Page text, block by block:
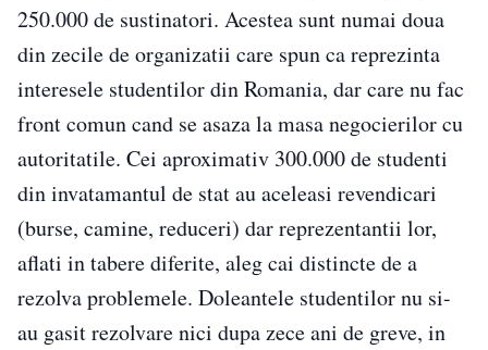
250.000 de sustinatori. Acestea sunt numai doua
din zecile de organizatii care spun ca reprezinta
interesele studentilor din Romania, dar care nu fac
front comun cand se asaza la masa negocierilor cu
autoritatile. Cei aproximativ 300.000 de studenti
din invatamantul de stat au aceleasi revendicari
(burse, camine, reduceri) dar reprezentantii lor,
aflati in tabere diferite, aleg cai distincte de a
rezolva problemele. Doleantele studentilor nu si-
au gasit rezolvare nici dupa zece ani de greve, in